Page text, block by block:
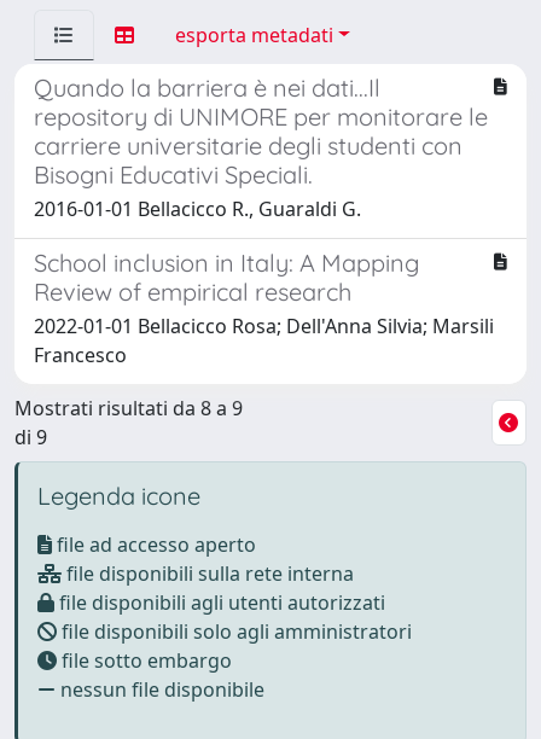
esporta metadati
Quando la barriera è nei dati...Il
repository di UNIMORE per monitorare le
carriere universitarie degli studenti con
Bisogni Educativi Speciali.
2016-01-01 Bellacicco R., Guaraldi G.
School inclusion in Italy: A Mapping
Review of empirical research
2022-01-01 Bellacicco Rosa; Dell'Anna Silvia; Marsili
Francesco
Mostrati risultati da 8 a 9
di 9
Legenda icone
file ad accesso aperto
file disponibili sulla rete interna
file disponibili agli utenti autorizzati
file disponibili solo agli amministratori
file sotto embargo
nessun file disponibile